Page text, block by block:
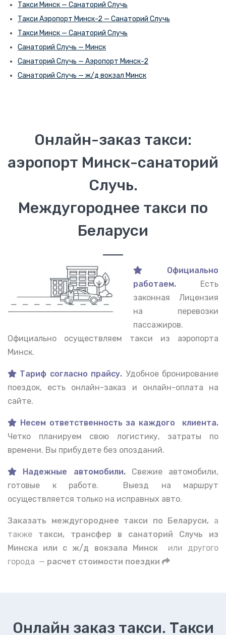
Такси Минск — Санаторий Случь
Такси Аэропорт Минск-2 — Санаторий Случь
Такси Минск — Санаторий Случь
Санаторий Случь — Минск
Санаторий Случь — Аэропорт Минск-2
Санаторий Случь — ж/д вокзал Минск
Онлайн-заказ такси:
аэропорт Минск-санаторий
Случь.
Междугороднее такси по
Беларуси
Официально
работаем.
Есть
законная Лицензия
на перевозки
пассажиров.
Официально осуществляем такси из аэропорта
Минск.
Тариф согласно прайсу. Удобное бронирование
поездок, есть онлайн-заказ и онлайн-оплата на
сайте.
Несем ответственность за каждого клиента.
Четко планируем свою логистику, затраты по
времени. Вы прибудете без опозданий.
Надежные автомобили. Свежие автомобили,
готовые к работе. Выезд на маршрут
осуществляется только на исправных авто.
Заказать междугороднее такси по Беларуси, а
также такси, трансфер в санаторий Случь из
Минска или с ж/д вокзала Минск или другого
города — расчет стоимости поездки
Онлайн заказ такси. Такси